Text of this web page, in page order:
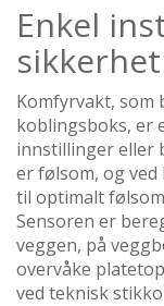
Enkel
Komfyrvakt, som
koblingsboks, er
innstillinger eller
er følsom, og
til optimalt
Sensoren er
veggen, på
overvåke
ved teknisk